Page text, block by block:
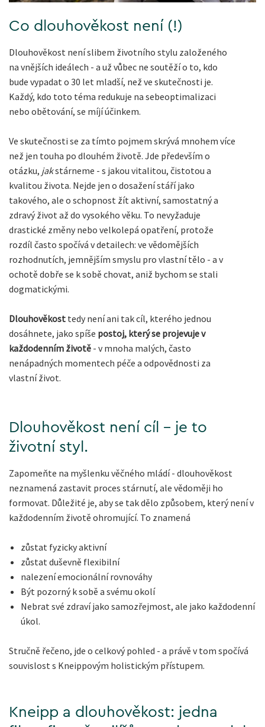
Co dlouhověkost není (!)
Dlouhověkost není slibem životního stylu založeného
na vnějších ideálech - a už vůbec ne soutěží o to, kdo
bude vypadat o 30 let mladší, než ve skutečnosti je.
Každý, kdo toto téma redukuje na sebeoptimalizaci
nebo obětování, se míjí účinkem.
Ve skutečnosti se za tímto pojmem skrývá mnohem více
než jen touha po dlouhém životě. Jde především o
otázku, jakstárneme - s jakou vitalitou, čistotou a
kvalitou života. Nejde jen o dosažení stáří jako
takového, ale o schopnost žít aktivní, samostatný a
zdravý život až do vysokého věku. To nevyžaduje
drastické změny nebo velkolepá opatření, protože
rozdíl často spočívá v detailech: ve vědomějších
rozhodnutích, jemnějším smyslu pro vlastní tělo - a v
ochotě dobře se k sobě chovat, aniž bychom se stali
dogmatickými.
Dlouhověkost tedy není ani tak cíl, kterého jednou
dosáhnete, jako spíše postoj, který se projevuje v
každodenním životě - v mnoha malých, často
nenápadných momentech péče a odpovědnosti za
vlastní život.
Dlouhověkost není cíl - je to
životní styl.
Zapomeňte na myšlenku věčného mládí - dlouhověkost
neznamená zastavit proces stárnutí, ale vědoměji ho
formovat. Důležité je, aby se tak dělo způsobem, který není v
každodenním životě ohromující. To znamená
zůstat fyzicky aktivní
zůstat duševně flexibilní
nalezení emocionální rovnováhy
Být pozorný k sobě a svému okolí
Nebrat své zdraví jako samozřejmost, ale jako každodenní
úkol.
Stručně řečeno, jde o celkový pohled - a právě v tom spočívá
souvislost s Kneippovým holistickým přístupem.
Kneipp a dlouhověkost: jedna